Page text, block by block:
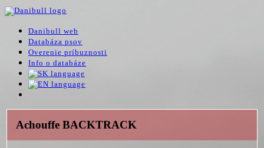
Danibull web
Databáza psov
Overenie príbuznosti
Info o databáze
Achouffe BACKTRACK